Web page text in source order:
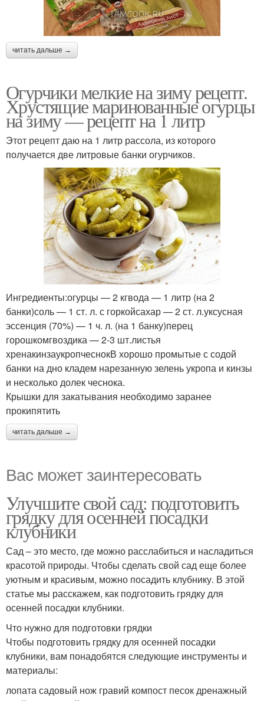
читать дальше →
Огурчики мелкие на зиму рецепт.
Хрустящие маринованные огурцы
на зиму — рецепт на 1 литр
Этот рецепт даю на 1 литр рассола, из которого
получается две литровые банки огурчиков.
Ингредиенты:огурцы — 2 кгвода — 1 литр (на 2
банки)соль — 1 ст. л. с горкойсахар — 2 ст. л.уксусная
эссенция (70%) — 1 ч. л. (на 1 банку)перец
горошкомгвоздика — 2-3 шт.листья
хренакинзаукропчеснокВ хорошо промытые с содой
банки на дно кладем нарезанную зелень укропа и кинзы
и несколько долек чеснока.
Крышки для закатывания необходимо заранее
прокипятить
читать дальше →
Вас может заинтересовать
Улучшите свой сад: подготовить
грядку для осенней посадки
клубники
Сад – это место, где можно расслабиться и насладиться
красотой природы. Чтобы сделать свой сад еще более
уютным и красивым, можно посадить клубнику. В этой
статье мы расскажем, как подготовить грядку для
осенней посадки клубники.
Что нужно для подготовки грядки
Чтобы подготовить грядку для осенней посадки
клубники, вам понадобятся следующие инструменты и
материалы:
лопата садовый нож гравий компост песок дренажный